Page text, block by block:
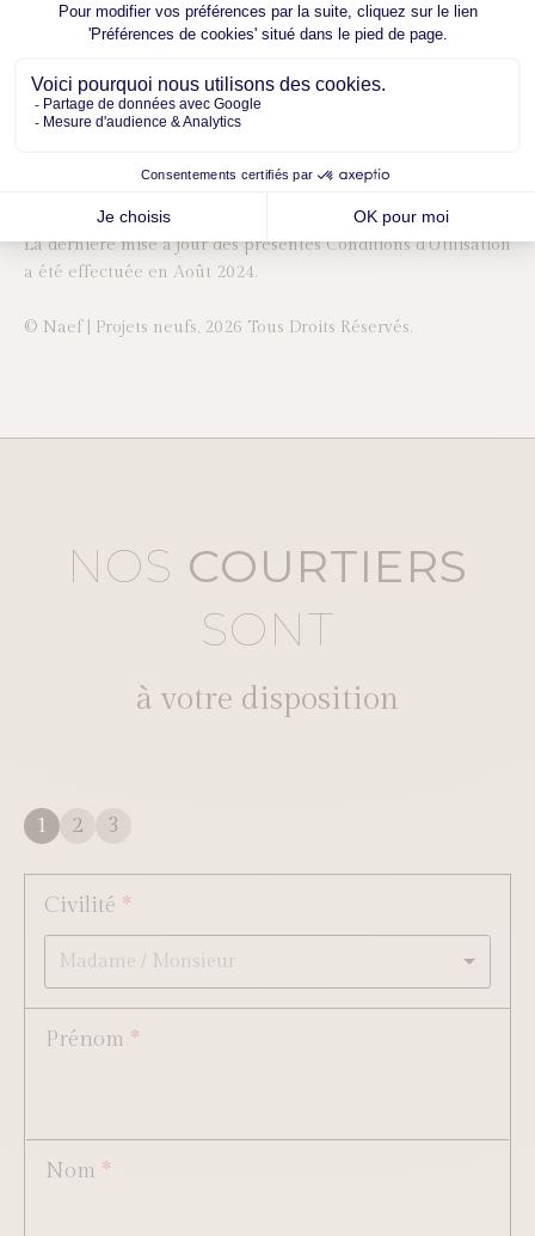
Naef | Projets neufs
1213 Petit-Lancy
La dernière mise à jour des présentes Conditions d’Utilisation
a été effectuée en Août 2024.
© Naef | Projets neufs, 2026 Tous Droits Réservés.
NOS COURTIERS
SONT
à votre disposition
1 2 3
Civilité *
Madame / Monsieur
Prénom *
Nom *